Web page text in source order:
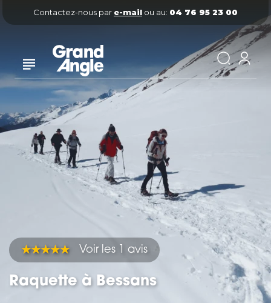
Contactez-nous par e-mail ou au: 04 76 95 23 00
Voir les 1 avis
Raquette à Bessans